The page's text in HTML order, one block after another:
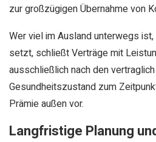
zur großzügigen Übernahme von
Wer viel im Ausland unterwegs
setzt, schließt Verträge mit
ausschließlich nach den
Gesundheitszustand zum
Prämie außen vor.
Langfristige Planung